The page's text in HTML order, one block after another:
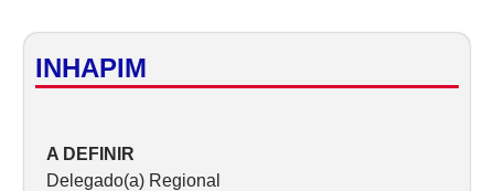
INHAPIM
A DEFINIR
Delegado(a) Regional